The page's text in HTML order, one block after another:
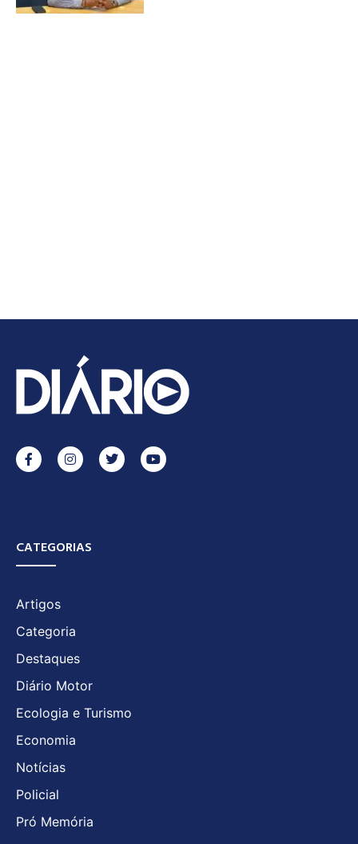
CATEGORIAS
Artigos
Categoria
Destaques
Diário Motor
Ecologia e Turismo
Economia
Notícias
Policial
Pró Memória